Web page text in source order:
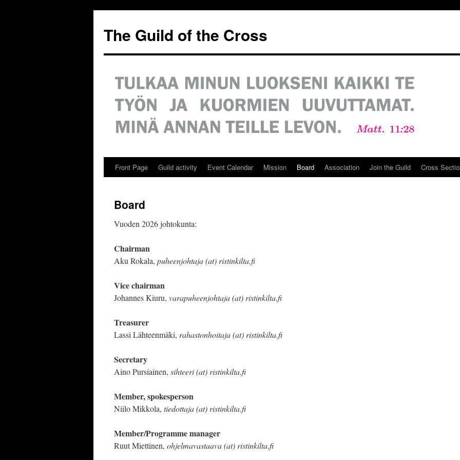
The Guild of the Cross
Front Page Guild activity Event Calendar Mission Board Association Join the Guild Cross
Board
Vuoden 2026 johtokunta:
Chairman
Aku Rokala, puheenjohtaja (at) ristinkilta.fi
Vice chairman
Johannes Kiuru, varapuheenjohtaja (at) ristinkilta.fi
Treasurer
Lassi Lähteenmäki, rahastonhoitaja (at) ristinkilta.fi
Secretary
Aino Pursiainen, sihteeri (at) ristinkilta.fi
Member, spokesperson
Niilo Mikkola, tiedottaja (at) ristinkilta.fi
Member/Programme manager
Ruut Miettinen, ohjelmavastaava (at) ristinkilta.fi